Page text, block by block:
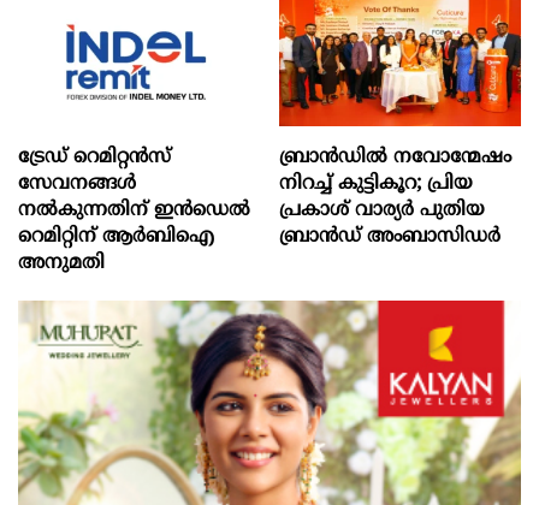
ട്രേഡ് റെമിറ്റന്‍സ്
സേവനങ്ങള്‍
നല്‍കുന്നതിന് ഇന്‍ഡെല്‍
റെമിറ്റിന് ആര്‍ബിഐ
അനുമതി
ബ്രാൻഡിൽ നവോന്മേഷം
നിറച്ച് കുട്ടികൂറ; പ്രിയ
പ്രകാശ് വാര്യർ പുതിയ
ബ്രാൻഡ് അംബാസിഡർ